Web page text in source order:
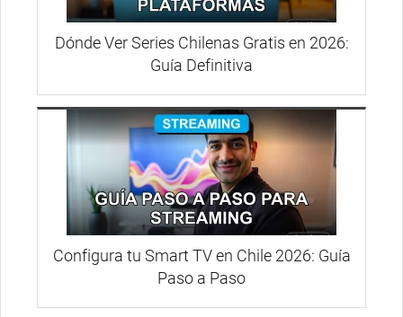
Dónde Ver Series Chilenas Gratis en 2026:
Guía Definitiva
Configura tu Smart TV en Chile 2026: Guía
Paso a Paso